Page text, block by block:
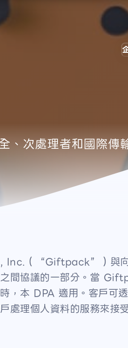
次處理者和國際傳
Inc.（“Giftpack”）與
間協議的一部分。當
，本 DPA 適用。客戶可
處理個人資料的服務來